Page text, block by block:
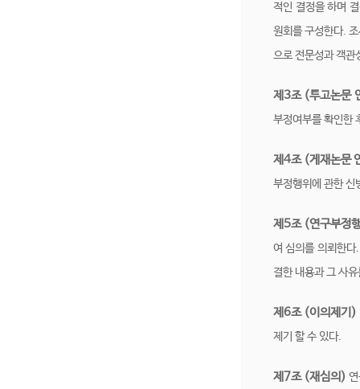
적인 결정을 하며
원회를 구성한다.
으로 전문성과 객관
제3조 (투고논문
부정여부를 확인한
제4조 (게재논문
부정행위에 관한 신
제5조 (연구부정
여 심의를 의뢰한다
결한 내용과 그 사
제6조 (이의제기)
제기 할 수 있다.
제7조 (재심의)